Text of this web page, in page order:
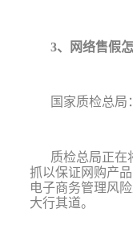
3、网络售假
国家质检总局
质检总局正在
抓以保证网购产
电子商务管理风
大行其道。